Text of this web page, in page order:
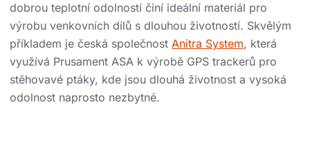
dobrou teplotní odolností činí ideální materiál pro
výrobu venkovních dílů s dlouhou životností. Skvělým
příkladem je česká společnost Anitra System, která
využívá Prusament ASA k výrobě GPS trackerů pro
stěhovavé ptáky, kde jsou dlouhá životnost a vysoká
odolnost naprosto nezbytné.